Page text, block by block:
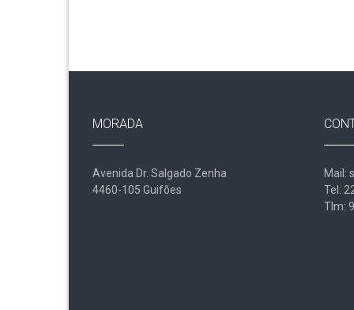
MORADA
Avenida Dr. Salgado Zenha
4460-105 Guifões
Mail:
Tel:
Tlm: